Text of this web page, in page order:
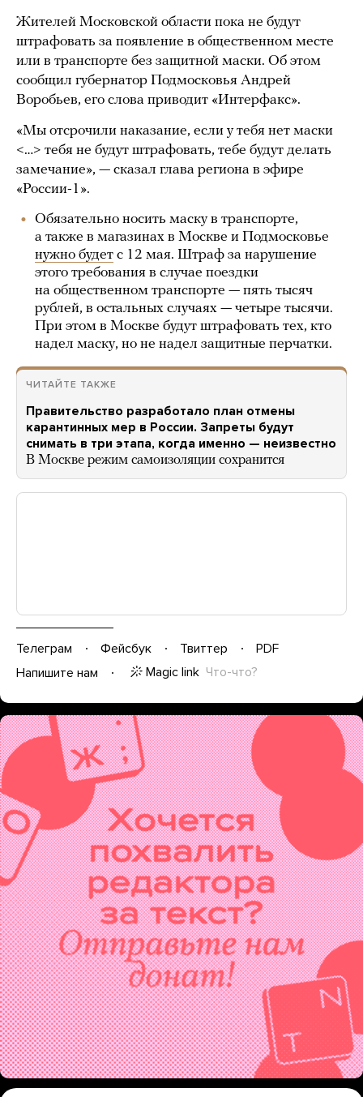
Жителей Московской области пока не будут
штрафовать за появление в общественном месте
или в транспорте без защитной маски. Об этом
сообщил губернатор Подмосковья Андрей
Воробьев, его слова приводит «Интерфакс».
«Мы отсрочили наказание, если у тебя нет маски
<…> тебя не будут штрафовать, тебе будут делать
замечание», — сказал глава региона в эфире
«России-1».
Обязательно носить маску в транспорте,
а также в магазинах в Москве и Подмосковье
нужно будет с 12 мая. Штраф за нарушение
этого требования в случае поездки
на общественном транспорте — пять тысяч
рублей, в остальных случаях — четыре тысячи.
При этом в Москве будут штрафовать тех, кто
надел маску, но не надел защитные перчатки.
ЧИТАЙТЕ ТАКЖЕ
Правительство разработало план отмены
карантинных мер в России. Запреты будут
снимать в три этапа, когда именно — неизвестно
В Москве режим самоизоляции сохранится
Телеграм Фейсбук Твиттер
PDF
Напишите нам
Magic link Что-что?